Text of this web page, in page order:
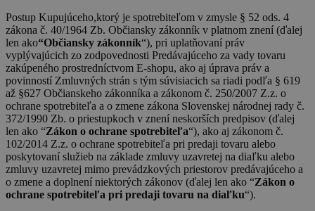
Postup Kupujúceho,ktorý je spotrebiteľom v zmysle § 52 ods. 4
zákona č. 40/1964 Zb. Občiansky zákonník v platnom znení (ďalej
len ako“Občiansky zákonník“), pri uplatňovaní práv
vyplývajúcich zo zodpovednosti Predávajúceho za vady tovaru
zakúpeného prostredníctvom E-shopu, ako aj úprava práv a
povinností Zmluvných strán s tým súvisiacich sa riadi podľa § 619
až §627 Občianskeho zákonníka a zákonom č. 250/2007 Z.z. o
ochrane spotrebiteľa a o zmene zákona Slovenskej národnej rady č.
372/1990 Zb. o priestupkoch v znení neskorších predpisov (ďalej
len ako “Zákon o ochrane spotrebiteľa“), ako aj zákonom č.
102/2014 Z.z. o ochrane spotrebiteľa pri predaji tovaru alebo
poskytovaní služieb na základe zmluvy uzavretej na diaľku alebo
zmluvy uzavretej mimo prevádzkových priestorov predávajúceho a
o zmene a doplnení niektorých zákonov (ďalej len ako “Zákon o
ochrane spotrebiteľa pri predaji tovaru na diaľku“).